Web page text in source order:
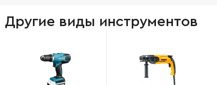
Другие виды инструментов